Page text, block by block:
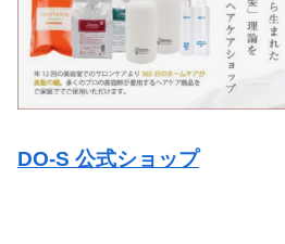
DO-S 公式ショップ